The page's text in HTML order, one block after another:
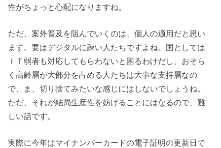
性がちょっと心配になりますね。
ただ、案外普及を阻んでいくのは、個人の適用だと思い
ます。要はデジタルに疎い人たちですよね。国としては
ＩＴ弱者も対応してもらわないと困るわけだし、おそら
く高齢層が大部分を占める人たちは大事な支持層なの
で、ま、切り捨てみたいな感じにはしないでしょうね。
ただ、それが結局生産性を妨げることにはなるので、難
しい話です。
実際に今年はマイナンバーカードの電子証明の更新日で